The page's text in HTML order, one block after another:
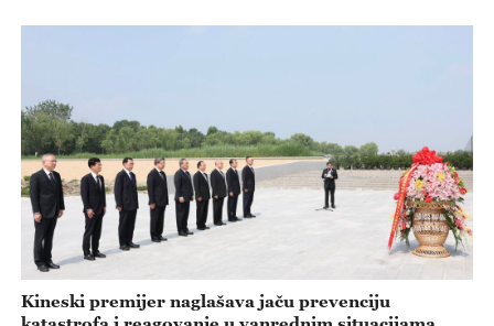
Kineski premijer naglašava jaču prevenciju